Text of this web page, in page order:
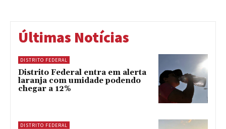
Últimas Notícias
DISTRITO FEDERAL
Distrito Federal entra em alerta
laranja com umidade podendo
chegar a 12%
DISTRITO FEDERAL